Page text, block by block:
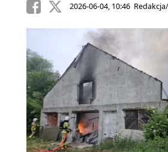
2026-06-04, 10:46